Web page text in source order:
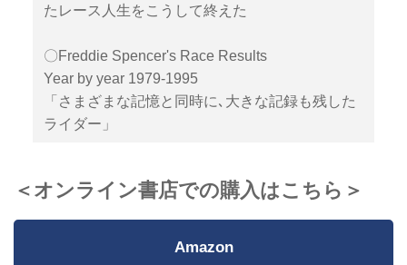
たレース人生をこうして終えた
〇Freddie Spencer's Race Results
Year by year 1979-1995
「さまざまな記憶と同時に､大きな記録も残した
ライダー」
＜オンライン書店での購入はこちら＞
Amazon